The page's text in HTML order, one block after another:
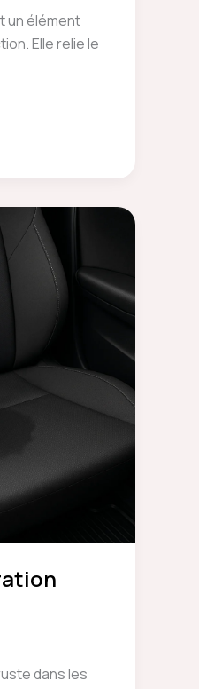
un élément
Elle relie le
dans les